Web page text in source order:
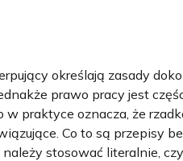
określają zasady
prawo pracy jest
praktyce oznacza, że
Co to są przepisy
stosować literalnie,